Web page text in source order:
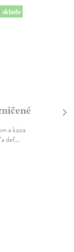
sklade
a kazia
def...